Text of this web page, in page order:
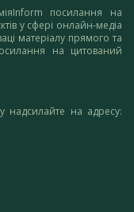
посилання на
у сфері онлайн-медіа
матеріалу прямого та
на цитований
надсилайте на адресу: